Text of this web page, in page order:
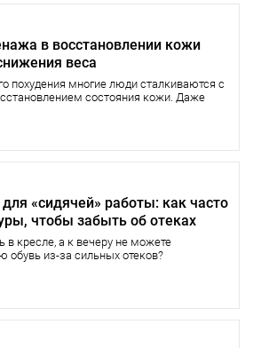
в восстановлении кожи
веса
похудения многие люди сталкиваются с
состояния кожи. Даже
от лишних килограммов, кожа не
к новым объемам тела. Она
выглядеть дряблой, появляться
тяжести в ногах.
«сидячей» работы: как часто
чтобы забыть об отеках
в кресле, а к вечеру не можете
обувь из-за сильных отеков?
лимфодренаж помогает
жидкость и по какому графику
чтобы забыть о тяжести в ногах.